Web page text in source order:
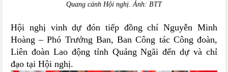
Quang cảnh Hội nghị. Ảnh: BTT
Hội nghị vinh dự đón tiếp đồng chí Nguyễn Minh
Hoàng – Phó Trưởng Ban, Ban Công tác Công đoàn,
Liên đoàn Lao động tỉnh Quảng Ngãi đến dự và chỉ
đạo tại Hội nghị.